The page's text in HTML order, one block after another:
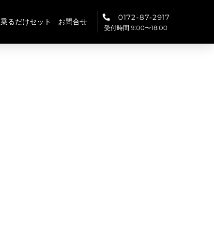
乗るだけセット お問合せ 0172-87-2917
受付時間 9:00〜18:00